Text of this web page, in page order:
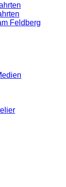
Feldberg